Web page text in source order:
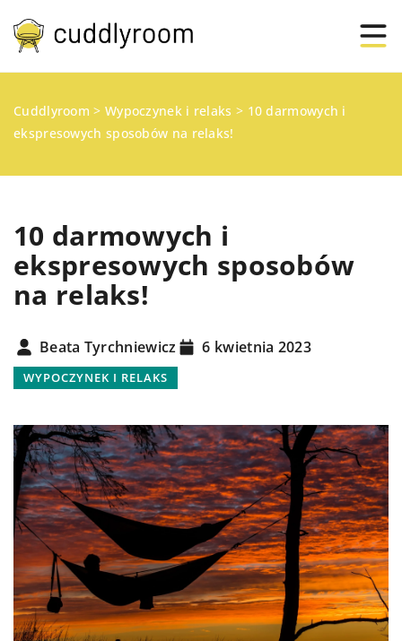
Cuddlyroom > Wypoczynek i relaks > 10 darmowych i
ekspresowych sposobów na relaks!
10 darmowych i
ekspresowych sposobów
na relaks!
Beata Tyrchniewicz 6 kwietnia 2023
WYPOCZYNEK I RELAKS